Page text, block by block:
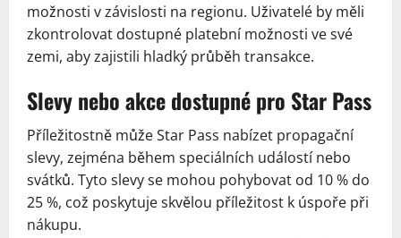
možnosti v závislosti na regionu. Uživatelé by měli
zkontrolovat dostupné platební možnosti ve své
zemi, aby zajistili hladký průběh transakce.
Slevy nebo akce dostupné pro Star Pass
Příležitostně může Star Pass nabízet propagační
slevy, zejména během speciálních událostí nebo
svátků. Tyto slevy se mohou pohybovat od 10 % do
25 %, což poskytuje skvělou příležitost k úspoře při
nákupu.